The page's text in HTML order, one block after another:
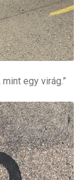
egy virág.”